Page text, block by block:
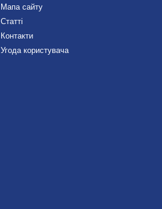
Мапа сайту
Статті
Контакти
Угода користувача